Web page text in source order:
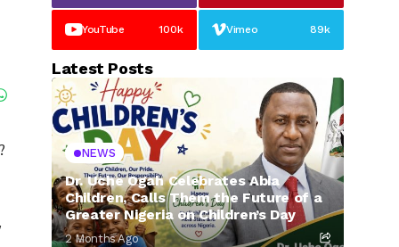
YouTube 100k Vimeo 89k
Latest Posts
NEWS
Dr. Uche Ogah Celebrates Abia
Children, Calls Them the Future of a
Greater Nigeria on Children’s Day
2 Months Ago